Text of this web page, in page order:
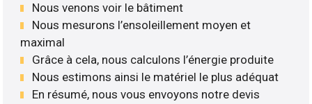
Nous venons voir le bâtiment
Nous mesurons l’ensoleillement moyen et
maximal
Grâce à cela, nous calculons l’énergie produite
Nous estimons ainsi le matériel le plus adéquat
En résumé, nous vous envoyons notre devis